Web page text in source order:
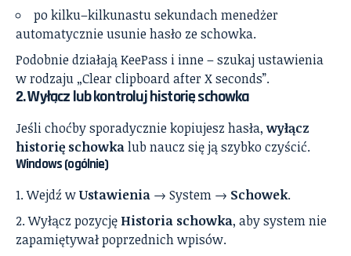
po kilku–kilkunastu sekundach menedżer
automatycznie usunie hasło ze schowka.
Podobnie działają KeePass i inne – szukaj ustawienia
w rodzaju „Clear clipboard after X seconds”.
2. Wyłącz lub kontroluj historię schowka
Jeśli choćby sporadycznie kopiujesz hasła,wyłącz
historię schowkalub naucz się ją szybko czyścić.
Windows (ogólnie)
Wejdź wUstawienia → System → Schowek.
Wyłącz pozycję Historia schowka, aby system nie
zapamiętywał poprzednich wpisów.